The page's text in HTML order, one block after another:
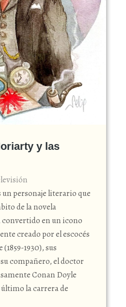
y las
un personaje literario que
de la novela
convertido en un icono
creado por el escocés
1930), sus
compañero, el doctor
Conan Doyle
la carrera de